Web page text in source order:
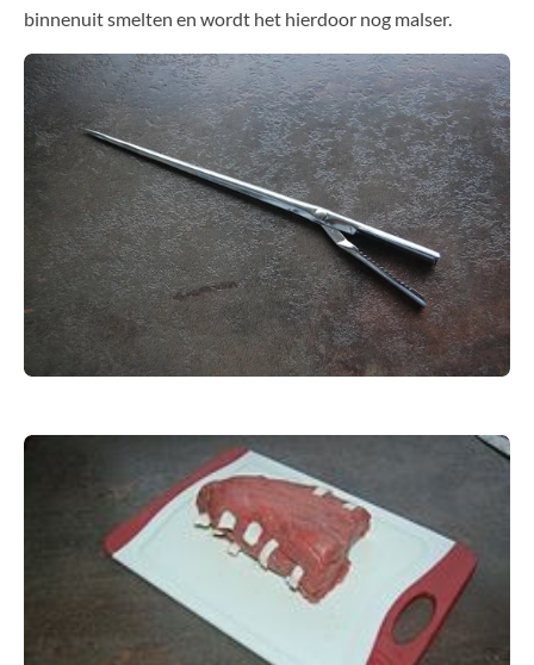
binnenuit smelten en wordt het hierdoor nog malser.